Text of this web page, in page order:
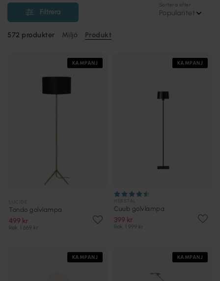
Filtrera
Sortera efter
Popularitet
572 produkter Miljö Produkt
KAMPANJ
Tondo golvlampa
499 kr
Rek. 1 669 kr
KAMPANJ
Cuub golvlampa
399 kr
Rek. 1 999 kr
KAMPANJ KAMPANJ